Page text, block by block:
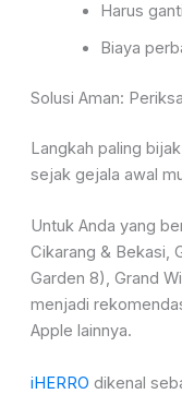
Harus
Biaya
Solusi Aman:
Langkah paling
sejak gejala awal
Untuk Anda yang
Cikarang & Bekasi,
Garden 8), Grand
menjadi
Apple lainnya.
iHERRO dikenal